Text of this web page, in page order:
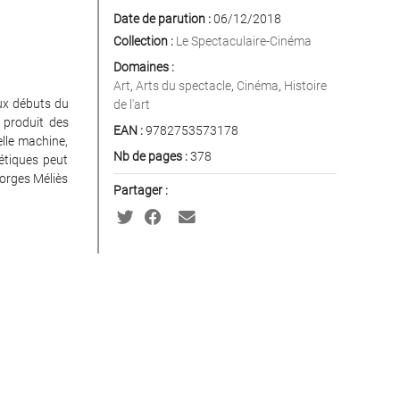
débuts du
produit des
machine,
peut
Méliès
Date de parution :06/12/2018
Collection : Le Spectaculaire-Cinéma
Domaines :
Art, Arts du spectacle, Cinéma, Histoire
de l'art
EAN :9782753573178
Nb de pages :378
Partager :